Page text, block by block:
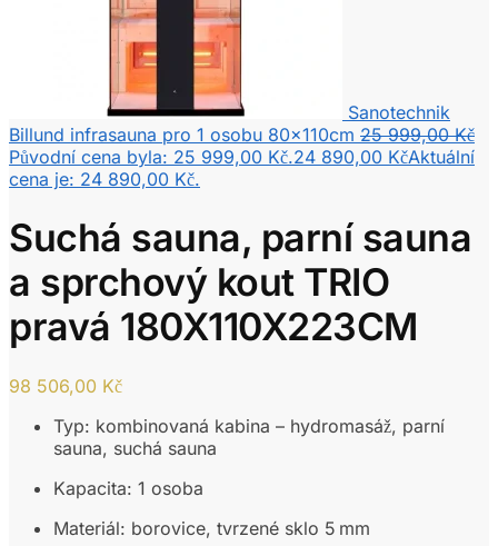
Sanotechnik
Billund infrasauna pro 1 osobu 80x110cm 25 999,00Kč
Původní cena byla: 25 999,00 Kč.24 890,00 KčAktuální
cena je: 24 890,00 Kč.
Suchá sauna, parní sauna
a sprchový kout TRIO
pravá 180X110X223CM
98 506,00 Kč
Typ: kombinovaná kabina – hydromasáž, parní
sauna, suchá sauna
Kapacita: 1 osoba
Materiál: borovice, tvrzené sklo 5 mm